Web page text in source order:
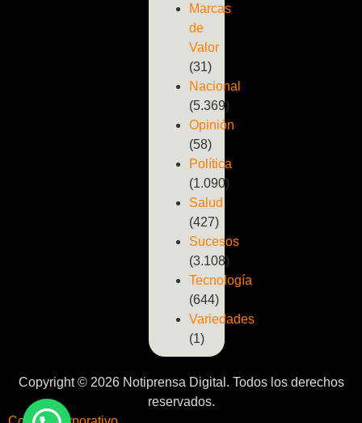
Marcas
de
Valor
(31)
Nacional
(5.369)
Opinión
(58)
Política
(1.090)
Salud
(427)
Sucesos
(3.108)
Tecnología
(644)
Variedades
(1)
Copyright © 2026 Notiprensa Digital. Todos los derechos
reservados.